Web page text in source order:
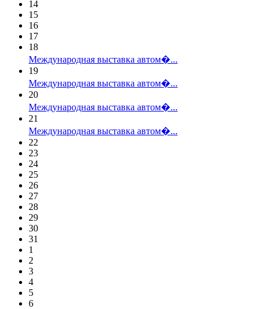
14
15
16
17
18
Международная выставка автом�...
19
Международная выставка автом�...
20
Международная выставка автом�...
21
Международная выставка автом�...
22
23
24
25
26
27
28
29
30
31
1
2
3
4
5
6